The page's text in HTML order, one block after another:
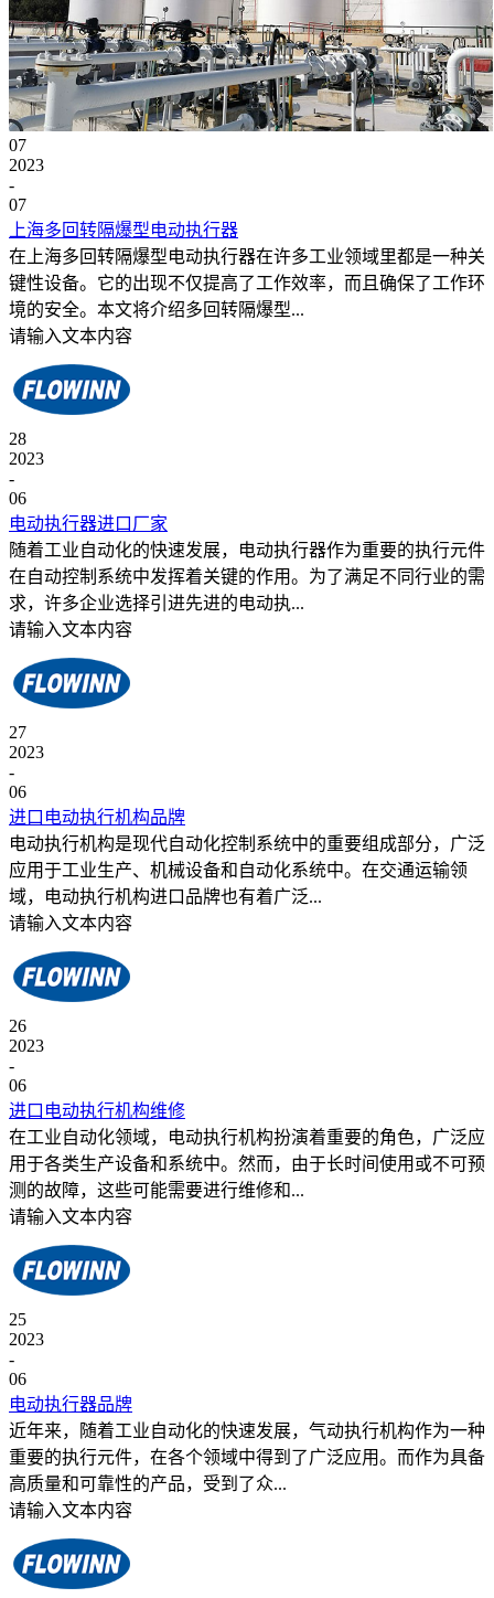
07
2023
-
07
上海多回转隔爆型电动执行器
在上海多回转隔爆型电动执行器在许多工业领域里都是一种关
键性设备。它的出现不仅提高了工作效率，而且确保了工作环
境的安全。本文将介绍多回转隔爆型...
请输入文本内容
28
2023
-
06
电动执行器进口厂家
随着工业自动化的快速发展，电动执行器作为重要的执行元件
在自动控制系统中发挥着关键的作用。为了满足不同行业的需
求，许多企业选择引进先进的电动执...
请输入文本内容
27
2023
-
06
进口电动执行机构品牌
电动执行机构是现代自动化控制系统中的重要组成部分，广泛
应用于工业生产、机械设备和自动化系统中。在交通运输领
域，电动执行机构进口品牌也有着广泛...
请输入文本内容
26
2023
-
06
进口电动执行机构维修
在工业自动化领域，电动执行机构扮演着重要的角色，广泛应
用于各类生产设备和系统中。然而，由于长时间使用或不可预
测的故障，这些可能需要进行维修和...
请输入文本内容
25
2023
-
06
电动执行器品牌
近年来，随着工业自动化的快速发展，气动执行机构作为一种
重要的执行元件，在各个领域中得到了广泛应用。而‍作为具备
高质量和可靠性的产品，受到了众...
请输入文本内容